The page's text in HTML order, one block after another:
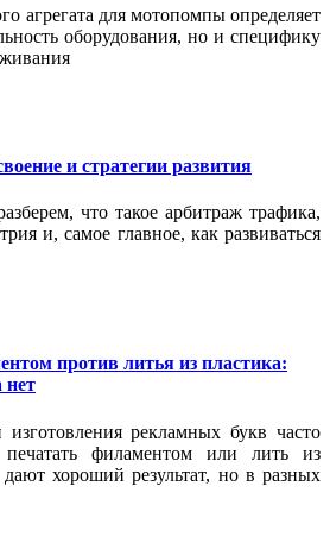
агрегата для мотопомпы определяет
оборудования, но и специфику
и стратегии развития
что такое арбитраж трафика,
и, самое главное, как развиваться
против литья из пластика:
нет
рекламных букв часто
филаментом или лить из
хороший результат, но в разных